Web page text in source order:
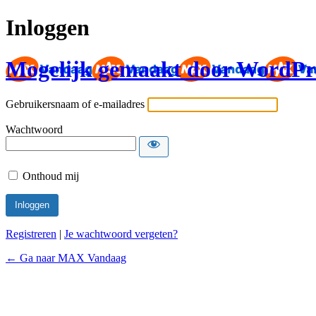
Inloggen
Mogelijk gemaakt door
Gebruikersnaam of e-mailadres
Wachtwoord
Onthoud mij
Registreren | Je wachtwoord vergeten?
← Ga naar MAX Vandaag